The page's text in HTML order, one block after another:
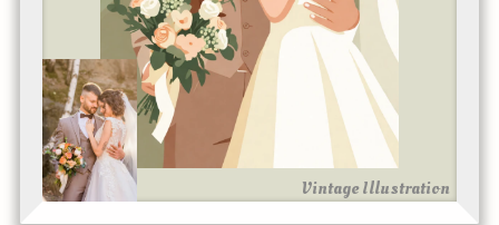
Vintage Illustration